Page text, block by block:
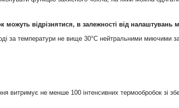
можуть відрізнятися, в залежності від налаштувань
за температури не вище 30°С нейтральними миючими
витримує не менше 100 інтенсивних термообробок зі